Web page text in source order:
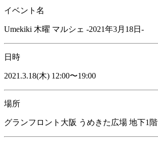
イベント名
Umekiki 木曜 マルシェ -2021年3月18日-
日時
2021.3.18(木) 12:00〜19:00
場所
グランフロント大阪 うめきた広場 地下1階